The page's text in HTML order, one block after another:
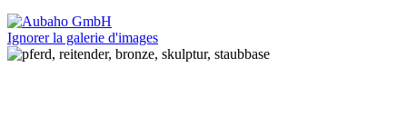
Ignorer la galerie d'images